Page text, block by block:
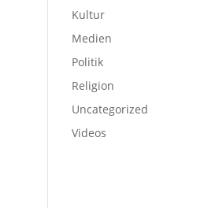
Kultur
Medien
Politik
Religion
Uncategorized
Videos